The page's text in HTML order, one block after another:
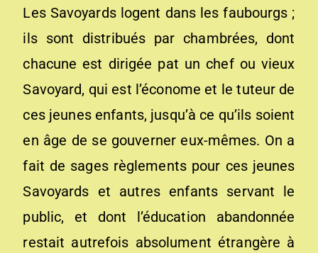
Les Savoyards logent dans les faubourgs ;
ils sont distribués par chambrées, dont
chacune est dirigée pat un chef ou vieux
Savoyard, qui est l’économe et le tuteur de
ces jeunes enfants, jusqu’à ce qu’ils soient
en âge de se gouverner eux-mêmes. On a
fait de sages règlements pour ces jeunes
Savoyards et autres enfants servant le
public, et dont l’éducation abandonnée
restait autrefois absolument étrangère à